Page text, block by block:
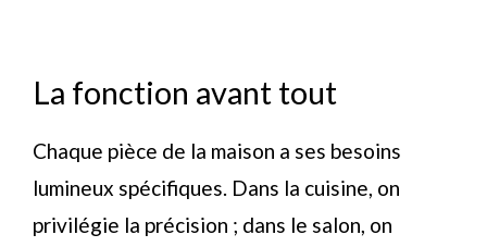
La fonction avant tout
Chaque pièce de la maison a ses besoins
lumineux spécifiques. Dans la cuisine, on
privilégie la précision ; dans le salon, on